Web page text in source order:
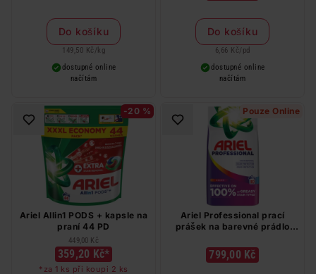
Do košíku
149,50 Kč / kg
dostupné online
načítám
Do košíku
6,66 Kč/ pd
dostupné online
načítám
-20 %
Ariel Allin1 PODS + kapsle na
praní 44 PD
449,00 Kč
359,20 Kč*
*za 1 ks při koupi 2 ks
Pouze Online
Ariel Professional prací
prášek na barevné prádlo
799,00 Kč